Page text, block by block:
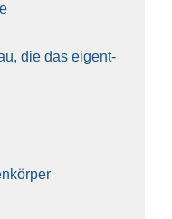
die das eigent­